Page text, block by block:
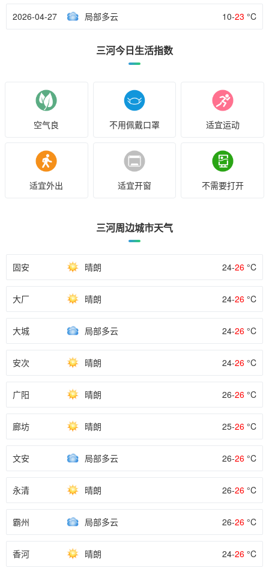
2026-04-27 局部多云 10-23 °C
三河今日生活指数
空气良 不用佩戴口罩 适宜运动
适宜外出 适宜开窗 不需要打开
三河周边城市天气
固安 晴朗 24-26 °C
大厂 晴朗 24-26 °C
大城 局部多云 24-26 °C
安次 晴朗 24-26 °C
广阳 晴朗 26-26 °C
廊坊 晴朗 25-26 °C
文安 局部多云 26-26 °C
永清 晴朗 26-26 °C
霸州 局部多云 26-26 °C
香河 晴朗 24-26 °C